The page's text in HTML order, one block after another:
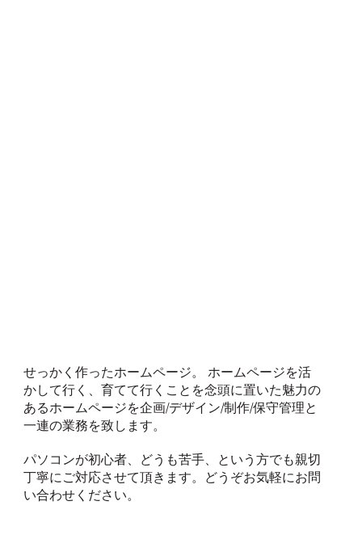
せっかく作ったホームページ。 ホームページを活
かして行く、育てて行くことを念頭に置いた魅力の
あるホームページを企画/デザイン/制作/保守管理と
一連の業務を致します。
パソコンが初心者、どうも苦手、という方でも親切
丁寧にご対応させて頂きます。どうぞお気軽にお問
い合わせください。